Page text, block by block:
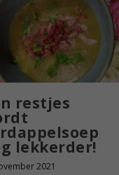
restjes
lekkerder!
2021